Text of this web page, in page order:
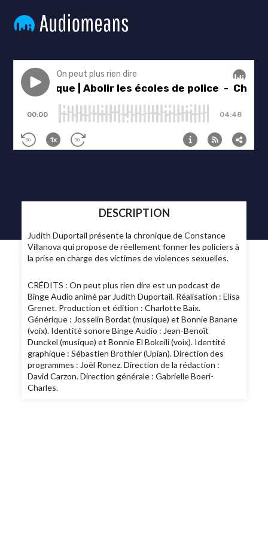
DESCRIPTION
Judith Duportail présente la chronique de Constance
Villanova qui propose de réellement former les policiers à
la prise en charge des victimes de violences sexuelles.
CRÉDITS : On peut plus rien dire est un podcast de
Binge Audio animé par Judith Duportail. Réalisation : Elisa
Grenet. Production et édition : Charlotte Baix.
Générique : Josselin Bordat (musique) et Bonnie Banane
(voix). Identité sonore Binge Audio : Jean-Benoît
Dunckel (musique) et Bonnie El Bokeili (voix). Identité
graphique : Sébastien Brothier (Upian). Direction des
programmes : Joël Ronez. Direction de la rédaction :
David Carzon. Direction générale : Gabrielle Boeri-
Charles.